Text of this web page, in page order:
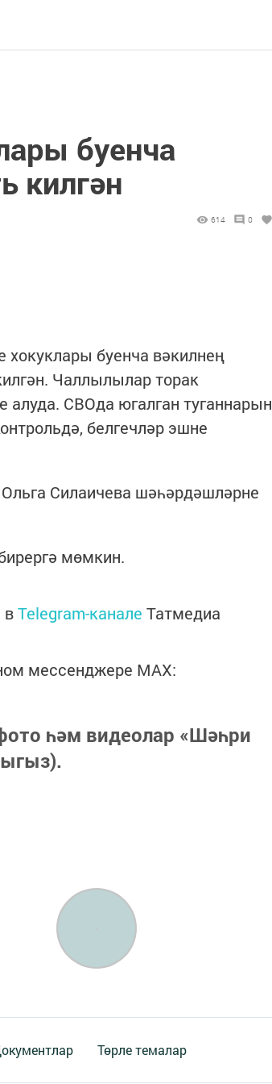
буенча
килгән
614 0
буенча вәкилнең
Чаллылылар торак
алуда. СВОда югалган туганнарын
белгечләр эшне
Силаичева шәһәрдәшләрне
мөмкин.
вTelegram-канале Татмедиа
мессенджере MАХ:
һәм видеолар «Шәһри
Төрле темалар